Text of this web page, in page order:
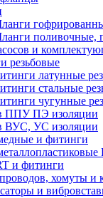
поливочные,
и
резьбовые
латунные
стальные
чугунные
ППУ ПЭ изоляции
ВУС, УС изоляции
и фитинги
и фитинги
хомуты и
и